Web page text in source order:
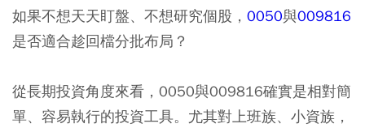
如果不想天天盯盤、不想研究個股， 0050與009816
是否適合趁回檔分批布局？
從長期投資角度來看，0050與009816確實是相對簡
單、容易執行的投資工具。尤其對上班族、小資族，